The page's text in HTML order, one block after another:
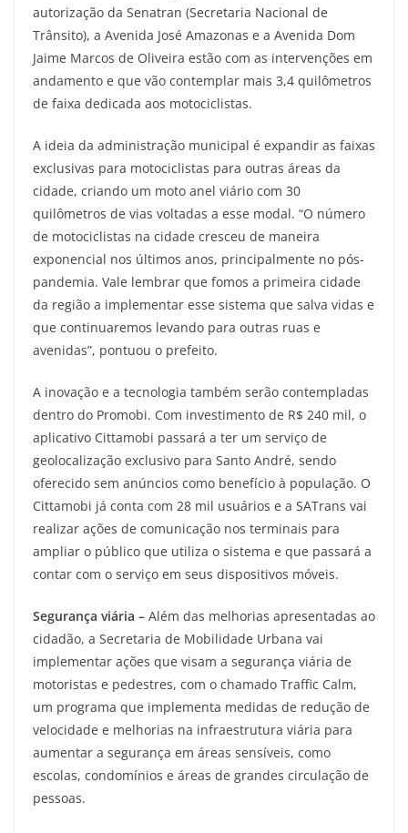
autorização da Senatran (Secretaria Nacional de
Trânsito), a Avenida José Amazonas e a Avenida Dom
Jaime Marcos de Oliveira estão com as intervenções em
andamento e que vão contemplar mais 3,4 quilômetros
de faixa dedicada aos motociclistas.
A ideia da administração municipal é expandir as faixas
exclusivas para motociclistas para outras áreas da
cidade, criando um moto anel viário com 30
quilômetros de vias voltadas a esse modal. “O número
de motociclistas na cidade cresceu de maneira
exponencial nos últimos anos, principalmente no pós-
pandemia. Vale lembrar que fomos a primeira cidade
da região a implementar esse sistema que salva vidas e
que continuaremos levando para outras ruas e
avenidas”, pontuou o prefeito.
A inovação e a tecnologia também serão contempladas
dentro do Promobi. Com investimento de R$ 240 mil, o
aplicativo Cittamobi passará a ter um serviço de
geolocalização exclusivo para Santo André, sendo
oferecido sem anúncios como benefício à população. O
Cittamobi já conta com 28 mil usuários e a SATrans vai
realizar ações de comunicação nos terminais para
ampliar o público que utiliza o sistema e que passará a
contar com o serviço em seus dispositivos móveis.
Segurança viária – Além das melhorias apresentadas ao
cidadão, a Secretaria de Mobilidade Urbana vai
implementar ações que visam a segurança viária de
motoristas e pedestres, com o chamado Traffic Calm,
um programa que implementa medidas de redução de
velocidade e melhorias na infraestrutura viária para
aumentar a segurança em áreas sensíveis, como
escolas, condomínios e áreas de grandes circulação de
pessoas.